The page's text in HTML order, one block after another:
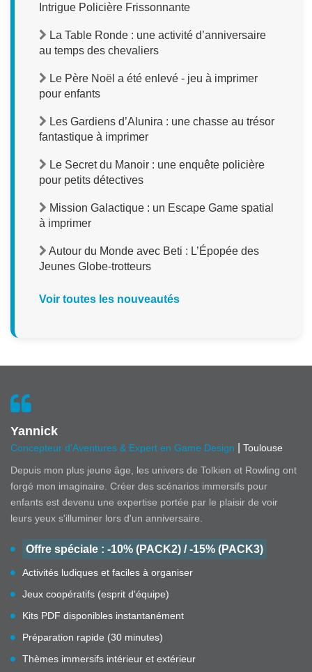
Intrigue Policière Frissonnante
La Table Ronde : une activité d’anniversaire
au temps des chevaliers
Le Père Noël a été enlevé - jeu à imprimer
pour enfants
Les Gardiens d’Alunira : une chasse au trésor
fantastique à imprimer
Le Secret du Manoir : une enquête policière
pour petits détectives
Mission Galactique : un Escape Game spatial
à imprimer
Autour du Monde avec Beti : L’Épopée des
Jeunes Globe-trotteurs
Voir toutes les nouveautés
Yannick
Concepteur d'Aventures & Expert en Game Design
Toulouse
Depuis mon plus jeune âge, les univers de Tolkien et Rowling ont
forgé mon imaginaire. Créer des scénarios immersifs pour
enfants est devenu une expertise portée par le plaisir de voir
leurs yeux s'illuminer lors d'un anniversaire.
Offre spéciale : -10% (PACK2) / -15% (PACK3)
Activités ludiques et faciles à organiser
Jeux coopératifs (esprit d'équipe)
Kits PDF disponibles instantanément
Préparation rapide (30 minutes)
Thèmes immersifs intérieur et extérieur